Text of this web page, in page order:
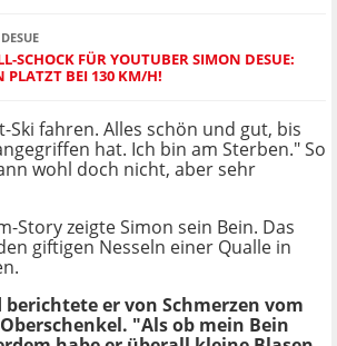
SCHOCK FÜR YOUTUBER SIMON DESUE:
PLATZT BEI 130 KM/H!
Ski fahren. Alles schön und gut, bis
hat. Ich bin am Sterben." So
wohl doch nicht, aber sehr
Story zeigte Simon sein Bein. Das
giftigen Nesseln einer Qualle in
er von Schmerzen vom
"Als ob mein Bein